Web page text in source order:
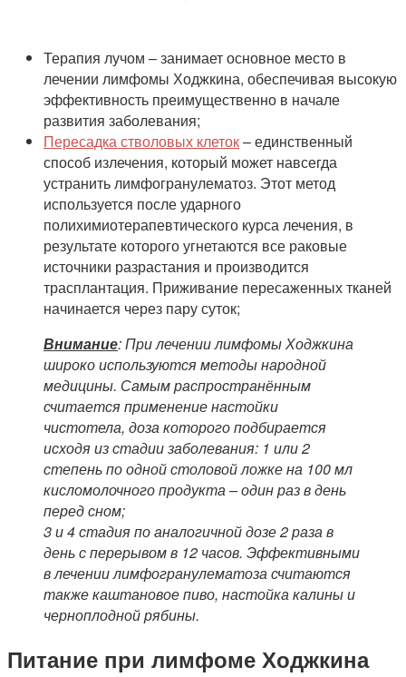
Терапия лучом – занимает основное место в
лечении лимфомы Ходжкина, обеспечивая высокую
эффективность преимущественно в начале
развития заболевания;
Пересадка стволовых клеток– единственный
способ излечения, который может навсегда
устранить лимфогранулематоз. Этот метод
используется после ударного
полихимиотерапевтического курса лечения, в
результате которого угнетаются все раковые
источники разрастания и производится
трасплантация. Приживание пересаженных тканей
начинается через пару суток;
Внимание: При лечении лимфомы Ходжкина
широко используются методы народной
медицины. Самым распространённым
считается применение настойки
чистотела, доза которого подбирается
исходя из стадии заболевания: 1 или 2
степень по одной столовой ложке на 100 мл
кисломолочного продукта – один раз в день
перед сном;
3 и 4 стадия по аналогичной дозе 2 раза в
день с перерывом в 12 часов. Эффективными
в лечении лимфогранулематоза считаются
также каштановое пиво, настойка калины и
черноплодной рябины.
Питание при лимфоме Ходжкина